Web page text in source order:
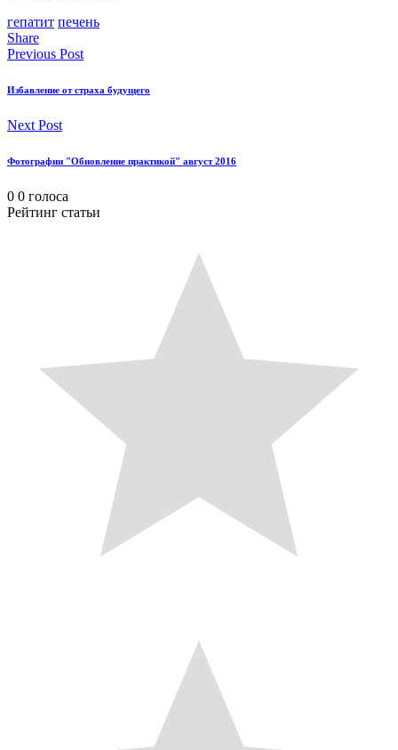
гепатит печень
Share
Previous Post
Избавление от страха будущего
Next Post
Фотографии "Обновление практикой" август 2016
0 0 голоса
Рейтинг статьи